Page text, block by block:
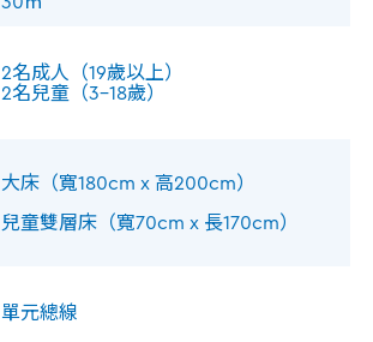
2名成人（19歲以上）
2名兒童（3-18歲）
大床（寬180cm x 高200cm）
兒童雙層床（寬70cm x 長170cm）
單元總線